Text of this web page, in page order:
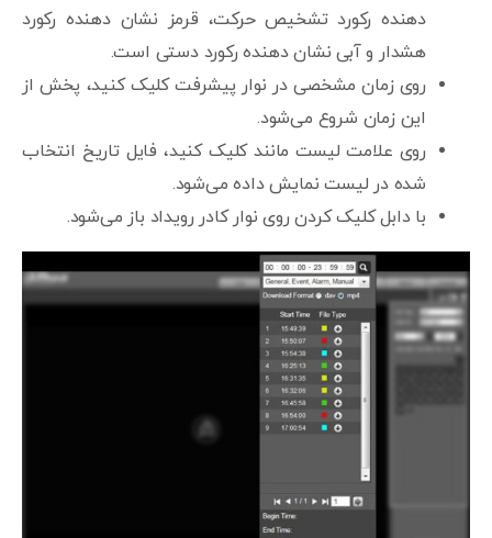
دهنده رکورد تشخیص حرکت، قرمز نشان دهنده رکورد
هشدار و آبی نشان دهنده رکورد دستی است.
روی زمان مشخصی در نوار پیشرفت کلیک کنید، پخش از
این زمان شروع می‌شود.
روی علامت لیست مانند کلیک کنید، فایل تاریخ انتخاب
شده در لیست نمایش داده می‌شود.
با دابل کلیک کردن روی نوار کادر رویداد باز می‌شود.